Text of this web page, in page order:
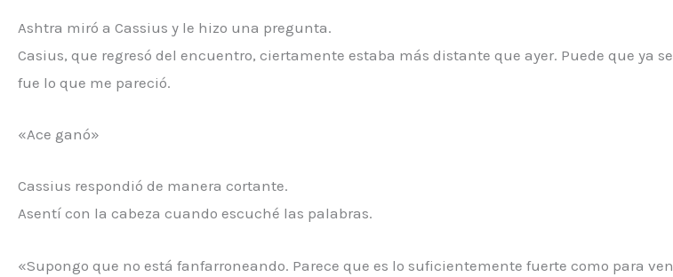
Ashtra miró a Cassius y le hizo una pregunta.
Casius, que regresó del encuentro, ciertamente estaba más distante que ayer. Puede que ya
fue lo que me pareció.
«Ace ganó»
Cassius respondió de manera cortante.
Asentí con la cabeza cuando escuché las palabras.
«Supongo que no está fanfarroneando. Parece que es lo suficientemente fuerte como para